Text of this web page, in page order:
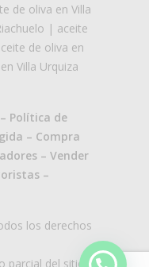
de oliva en Villa
| aceite
de oliva en
Villa Urquiza
Política de
– Compra
– Vender
–
los derechos
del sitio.